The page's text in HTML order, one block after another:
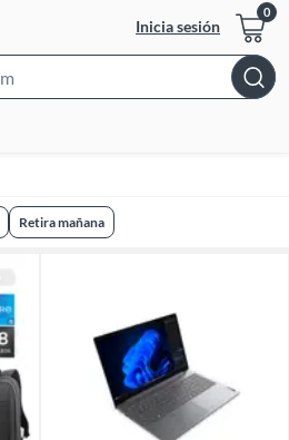
Inicia sesión
Bar
Retira mañana